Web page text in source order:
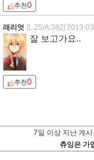
추천0
래리엇 [L:25/A:382] 2013-
잘 보고가요..
추천0
7일 이상 지난 게시
츄잉은 가